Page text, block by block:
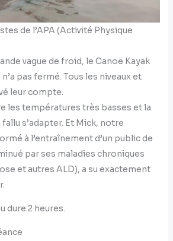
de l’APA (Activité Physique
vague de froid, le Canoë Kayak
pas fermé. Tous les niveaux et
leur compte.
les températures très basses et la
s’adapter. Et Mick, notre
à l’entraînement d’un public de
par ses maladies chroniques
et autres ALD), a su exactement
dure 2 heures.